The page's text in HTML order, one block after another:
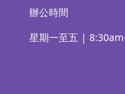
辦公時間
星期一至五 |